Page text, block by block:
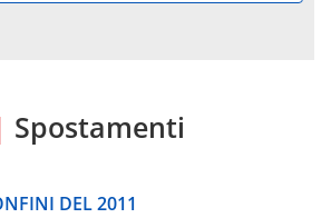
Spostamenti
DEL 2011